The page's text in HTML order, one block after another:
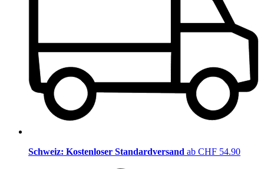
Schweiz: Kostenloser Standardversand ab CHF 54.90